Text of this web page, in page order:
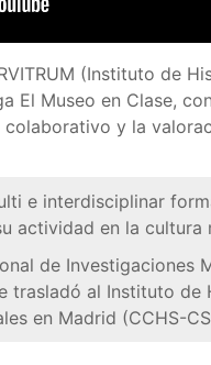
(Instituto de
El Museo en Clase,
y la
e interdisciplinar
actividad en la
de Investigaciones
trasladó al Instituto
en Madrid (CCHS-